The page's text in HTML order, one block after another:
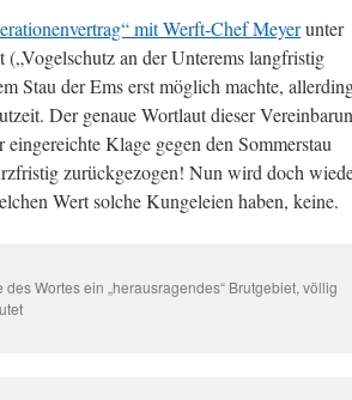
mit Werft-Chef Meyerunter
an der Unterems langfristig
Stau der Ems erst möglich machte,
Der genaue Wortlaut dieser
Klage gegen den Sommerstau
zurückgezogen! Nun wird doch
Wert solche Kungeleien haben, keine.
Wortes ein „herausragendes“ Brutgebiet, völlig